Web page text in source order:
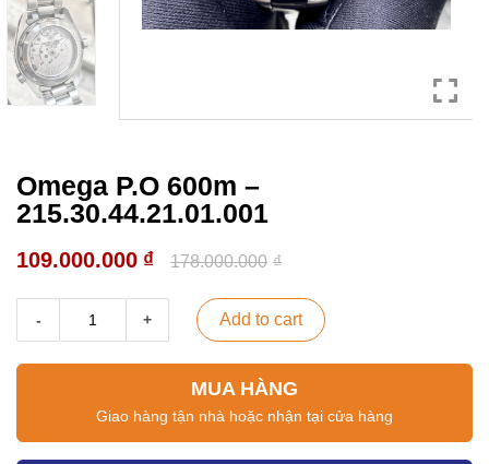
Omega P.O 600m –
215.30.44.21.01.001
109.000.000 ₫ 178.000.000 ₫
Add to cart
MUA HÀNG
Giao hàng tận nhà hoặc nhận tại cửa hàng